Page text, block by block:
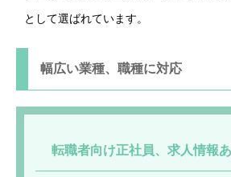
として選ばれています。
幅広い業種、職種に対応
転職者向け正社員、求人情報